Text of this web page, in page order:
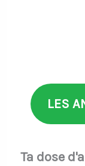
LES
Ta dose